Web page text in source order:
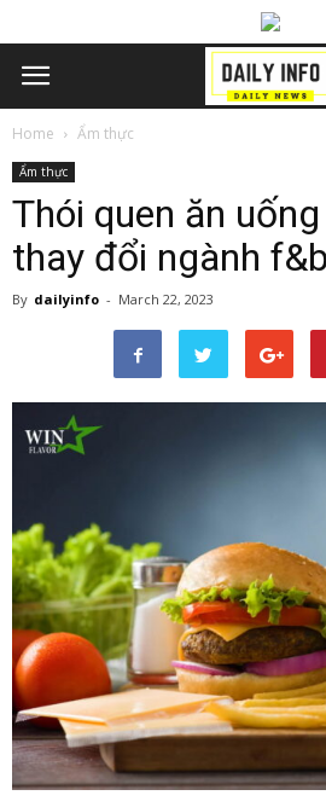
Home Ẩm thực
Ẩm thực
Thói quen ăn
thay đổi ngành f&b
By dailyinfo - March 22, 2023